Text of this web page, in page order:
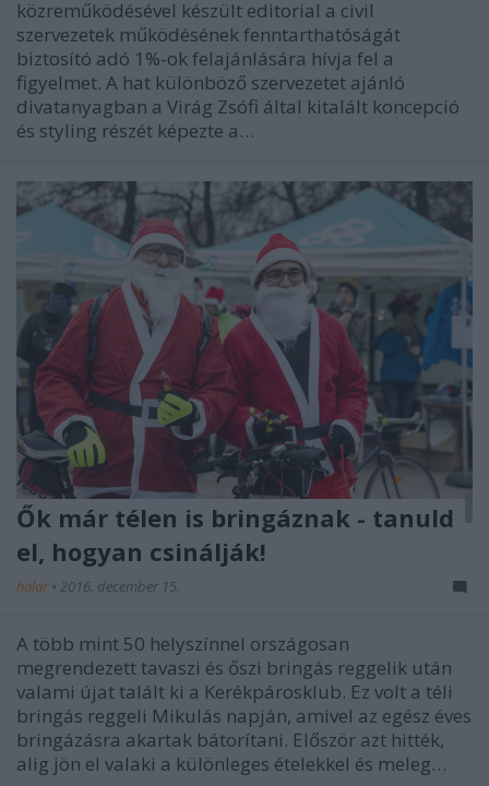
közreműködésével készült editorial a civil
szervezetek működésének fenntarthatóságát
biztosító adó 1%-ok felajánlására hívja fel a
figyelmet. A hat különböző szervezetet ajánló
divatanyagban a Virág Zsófi által kitalált koncepció
és styling részét képezte a…
Ők már télen is bringáznak - tanuld
el, hogyan csinálják!
halar • 2016. december 15.
A több mint 50 helyszínnel országosan
megrendezett tavaszi és őszi bringás reggelik után
valami újat talált ki a Kerékpárosklub. Ez volt a téli
bringás reggeli Mikulás napján, amivel az egész éves
bringázásra akartak bátorítani. Először azt hitték,
alig jön el valaki a különleges ételekkel és meleg…